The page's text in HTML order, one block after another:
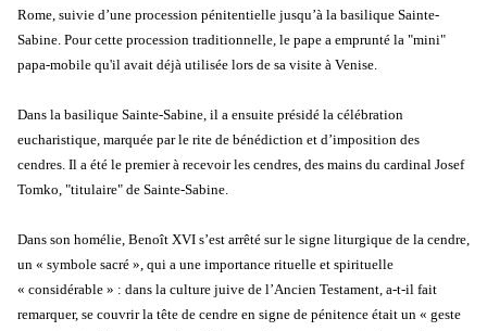
Rome, suivie d’une procession pénitentielle jusqu’à la basilique Sainte-
Sabine. Pour cette procession traditionnelle, le pape a emprunté la "mini"
papa-mobile qu'il avait déjà utilisée lors de sa visite à Venise.
Dans la basilique Sainte-Sabine, il a ensuite présidé la célébration
eucharistique, marquée par le rite de bénédiction et d’imposition des
cendres. Il a été le premier à recevoir les cendres, des mains du cardinal Josef
Tomko, "titulaire" de Sainte-Sabine.
Dans son homélie, Benoît XVI s’est arrêté sur le signe liturgique de la cendre,
un « symbole sacré », qui a une importance rituelle et spirituelle
« considérable » : dans la culture juive de l’Ancien Testament, a-t-il fait
remarquer, se couvrir la tête de cendre en signe de pénitence était un « geste